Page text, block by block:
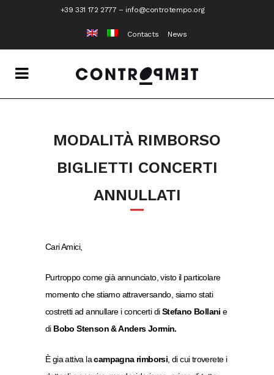
+39 331 172 2777 – info@controtempo.org
Contacts News
MODALITÀ RIMBORSO
BIGLIETTI CONCERTI
ANNULLATI
Cari Amici,
Purtroppo come già annunciato, visto il particolare
momento che stiamo attraversando, siamo stati
costretti ad annullare i concerti diStefano Bollani e
di Bobo Stenson & Anders Jormin.
È gia attiva lacampagna rimborsi , di cui troverete i